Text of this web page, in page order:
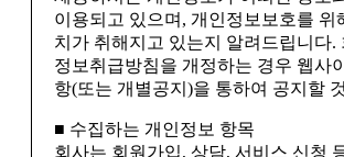
이용되고 있으며, 개인정보보호를 위
치가 취해지고 있는지 알려드립니다.
정보취급방침을 개정하는 경우 웹사
항(또는 개별공지)을 통하여 공지할
■ 수집하는 개인정보 항목
회사는 회원가입, 상담, 서비스 신청